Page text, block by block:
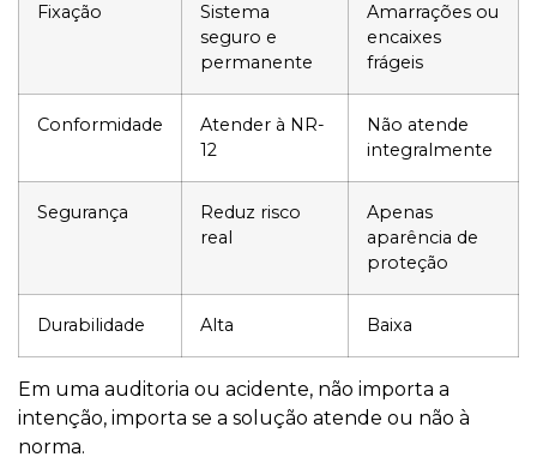
Fixação
Sistema
seguro e
permanente
Amarrações ou
encaixes
frágeis
Conformidade
Atender à NR-
12
Não atende
integralmente
Segurança
Reduz risco
real
Apenas
aparência de
proteção
Durabilidade Alta Baixa
Em uma auditoria ou acidente, não importa a
intenção, importa se a solução atende ou não à
norma.